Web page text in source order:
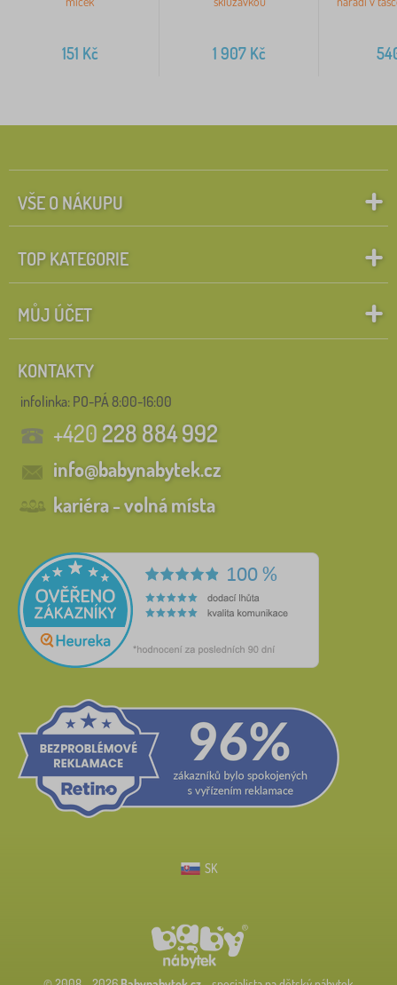
151 Kč 1 907 Kč
VŠE O NÁKUPU
TOP KATEGORIE
MŮJ ÚČET
KONTAKTY
infolinka: PO-PÁ 8:00-16:00
+420228 884 992
info@babynabytek.cz
kariéra - volná místa
SK